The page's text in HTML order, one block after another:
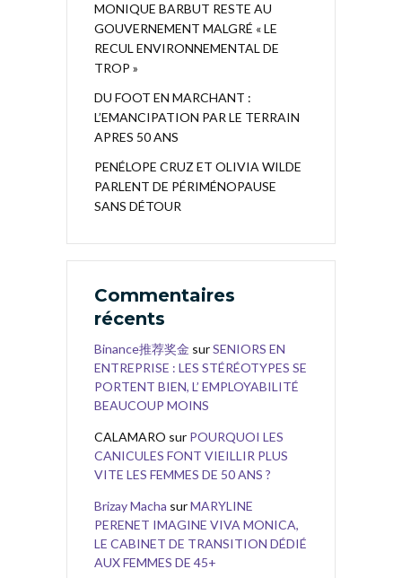
MONIQUE BARBUT RESTE AU
GOUVERNEMENT MALGRÉ « LE
RECUL ENVIRONNEMENTAL DE
TROP »
DU FOOT EN MARCHANT :
L’EMANCIPATION PAR LE TERRAIN
APRES 50 ANS
PENÉLOPE CRUZ ET OLIVIA WILDE
PARLENT DE PÉRIMÉNOPAUSE
SANS DÉTOUR
Commentaires
récents
Binance推荐奖金 surSENIORS EN
ENTREPRISE : LES STÉRÉOTYPES SE
PORTENT BIEN, L’ EMPLOYABILITÉ
BEAUCOUP MOINS
CALAMARO sur POURQUOI LES
CANICULES FONT VIEILLIR PLUS
VITE LES FEMMES DE 50 ANS ?
Brizay Macha surMARYLINE
PERENET IMAGINE VIVA MONICA,
LE CABINET DE TRANSITION DÉDIÉ
AUX FEMMES DE 45+